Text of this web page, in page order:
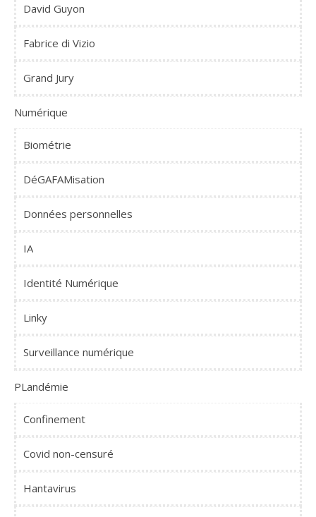
David Guyon
Fabrice di Vizio
Grand Jury
Numérique
Biométrie
DéGAFAMisation
Données personnelles
IA
Identité Numérique
Linky
Surveillance numérique
PLandémie
Confinement
Covid non-censuré
Hantavirus